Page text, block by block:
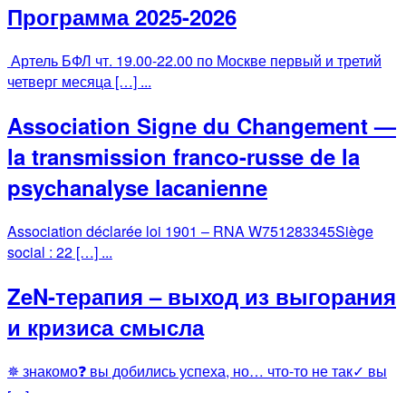
Программа 2025-2026
Артель БФЛ чт. 19.00-22.00 по Москве первый и третий
четверг месяца […] ...
Association Signe du Changement —
la transmission franco-russe de la
psychanalyse lacanienne
Association déclarée loi 1901 – RNA W751283345Siège
social : 22 […] ...
ZeN-терапия – выход из выгорания
и кризиса смысла
✵ знакомо❓ вы добились успеха, но… что-то не так✓ вы